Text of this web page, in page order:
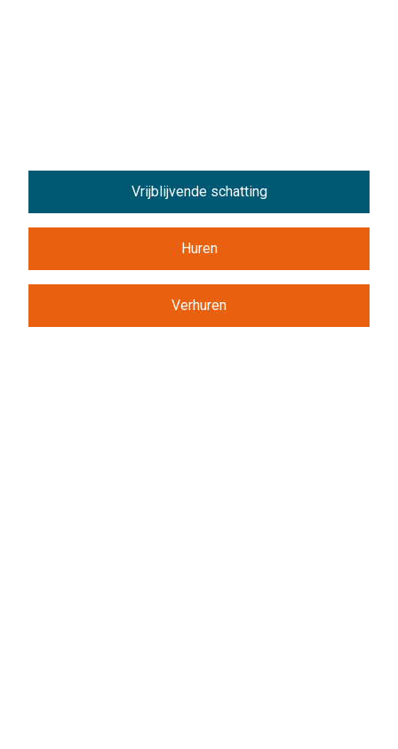
Vrijblijvende schatting
Huren
Verhuren